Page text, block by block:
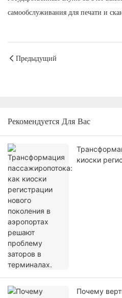
Предыдущий
Рекомендуется Для Вас
киоски
Почему